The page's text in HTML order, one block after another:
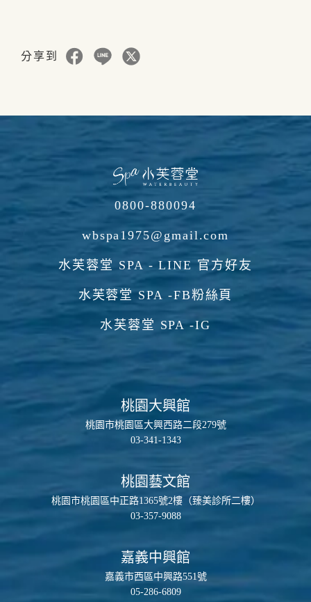
分享到
0800-880094
wbspa1975@gmail.com
水芙蓉堂 SPA - LINE 官方好友
水芙蓉堂 SPA -FB粉絲頁
水芙蓉堂 SPA -IG
桃園大興館
桃園市桃園區大興西路二段279號
03-341-1343
桃園藝文館
桃園市桃園區中正路1365號2樓（臻美診所二樓）
03-357-9088
嘉義中興館
嘉義市西區中興路551號
05-286-6809